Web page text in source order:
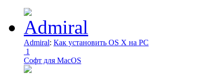
Admiral: Как установить OS X на PC
1
Софт для MacOS